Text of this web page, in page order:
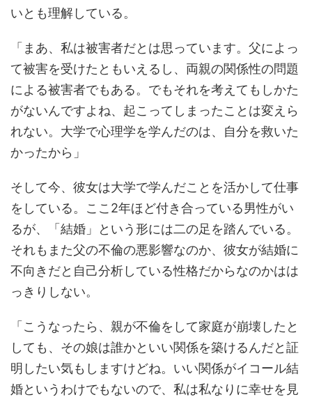
いとも理解している。
「まあ、私は被害者だとは思っています。父によっ
て被害を受けたともいえるし、両親の関係性の問題
による被害者でもある。でもそれを考えてもしかた
がないんですよね、起こってしまったことは変えら
れない。大学で心理学を学んだのは、自分を救いた
かったから」
そして今、彼女は大学で学んだことを活かして仕事
をしている。ここ2年ほど付き合っている男性がい
るが、「結婚」という形には二の足を踏んでいる。
それもまた父の不倫の悪影響なのか、彼女が結婚に
不向きだと自己分析している性格だからなのかはは
っきりしない。
「こうなったら、親が不倫をして家庭が崩壊したと
しても、その娘は誰かといい関係を築けるんだと証
明したい気もしますけどね。いい関係がイコール結
婚というわけでもないので、私は私なりに幸せを見